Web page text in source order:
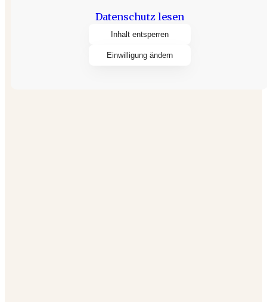
Datenschutz lesen
Inhalt entsperren
Einwilligung ändern